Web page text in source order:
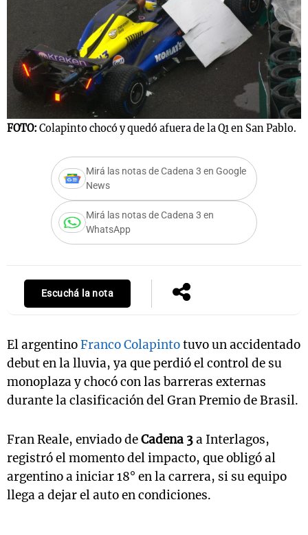
FOTO: Colapinto chocó y quedó afuera de la Q1 en San Pablo.
Mirá las notas de Cadena 3 en Google
News
Mirá las notas de Cadena 3 en
WhatsApp
Escuchá la nota
El argentinoFranco Colapintotuvo un accidentado
debut en la lluvia, ya que perdió el control de su
monoplaza y chocó con las barreras externas
durante la clasificación del Gran Premio de Brasil.
Fran Reale, enviado deCadena 3a Interlagos,
registró el momento del impacto, que obligó al
argentino a iniciar 18° en la carrera, si su equipo
llega a dejar el auto en condiciones.